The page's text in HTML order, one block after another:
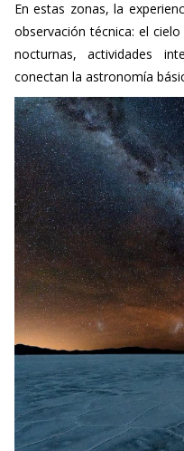
En estas zonas, la
observación técnica: el
nocturnas, actividades
conectan la astronomía